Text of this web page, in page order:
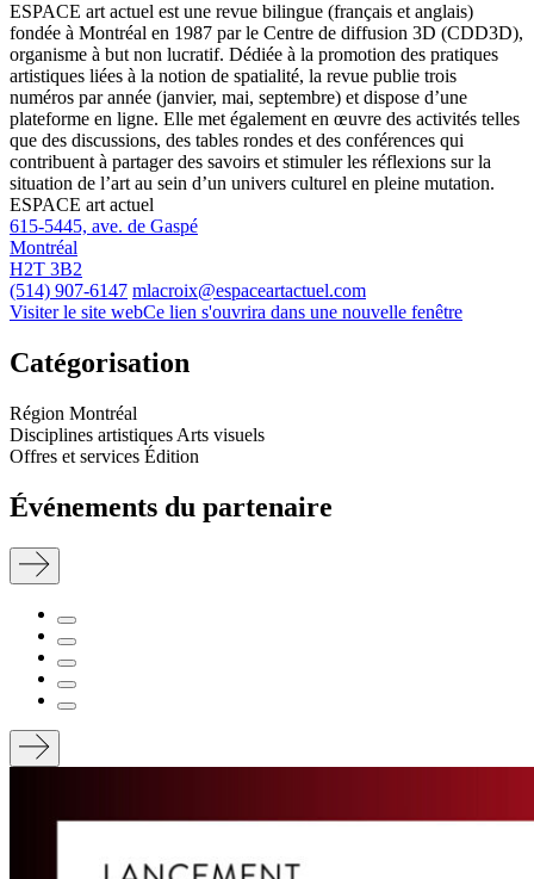
ESPACE art actuel est une revue bilingue (français et anglais)
fondée à Montréal en 1987 par le Centre de diffusion 3D (CDD3D),
organisme à but non lucratif. Dédiée à la promotion des pratiques
artistiques liées à la notion de spatialité, la revue publie trois
numéros par année (janvier, mai, septembre) et dispose d’une
plateforme en ligne. Elle met également en œuvre des activités telles
que des discussions, des tables rondes et des conférences qui
contribuent à partager des savoirs et stimuler les réflexions sur la
situation de l’art au sein d’un univers culturel en pleine mutation.
ESPACE art actuel
615-5445, ave. de Gaspé
Montréal
H2T 3B2
(514) 907-6147 mlacroix@espaceartactuel.com
Visiter le site webCe lien s'ouvrira dans une nouvelle fenêtre
Catégorisation
Région Montréal
Disciplines artistiques Arts visuels
Offres et services Édition
Événements du partenaire